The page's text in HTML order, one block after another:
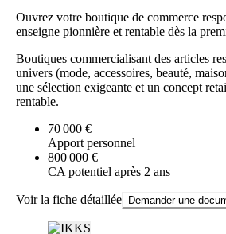
Ouvrez votre boutique de commerce
enseigne pionnière et rentable dès la
Boutiques commercialisant des articles
univers (mode, accessoires, beauté,
une sélection exigeante et un concept
rentable.
70 000 €
Apport personnel
800 000 €
CA potentiel après 2 ans
Voir la fiche détaillée Demander une